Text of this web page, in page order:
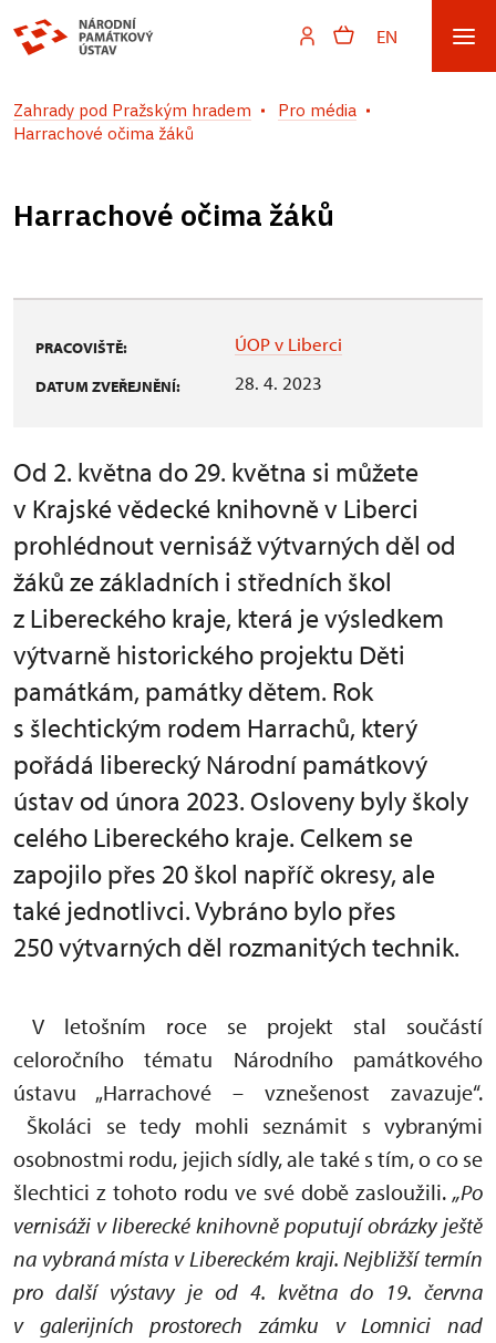
EN
Zahrady pod Pražským hradem
Pro média
Harrachové očima žáků
Harrachové očima žáků
PRACOVIŠTĚ: ÚOP v Liberci
DATUM ZVEŘEJNĚNÍ: 28. 4. 2023
Od 2. května do 29. května si můžete
v Krajské vědecké knihovně v Liberci
prohlédnout vernisáž výtvarných děl od
žáků ze základních i středních škol
z Libereckého kraje, která je výsledkem
výtvarně historického projektu Děti
památkám, památky dětem. Rok
s šlechtickým rodem Harrachů, který
pořádá liberecký Národní památkový
ústav od února 2023. Osloveny byly školy
celého Libereckého kraje. Celkem se
zapojilo přes 20 škol napříč okresy, ale
také jednotlivci. Vybráno bylo přes
250 výtvarných děl rozmanitých technik.
V letošním roce se projekt stal součástí
celoročního tématu Národního památkového
ústavu „Harrachové – vznešenost zavazuje“.
Školáci se tedy mohli seznámit s vybranými
osobnostmi rodu, jejich sídly, ale také s tím, o co se
šlechtici z tohoto rodu ve své době zasloužili. „Po
vernisáži v liberecké knihovně poputují obrázky ještě
na vybraná místa v Libereckém kraji. Nejbližší termín
pro další výstavy je od 4. května do 19. června
v galerijních prostorech zámku v Lomnici nad